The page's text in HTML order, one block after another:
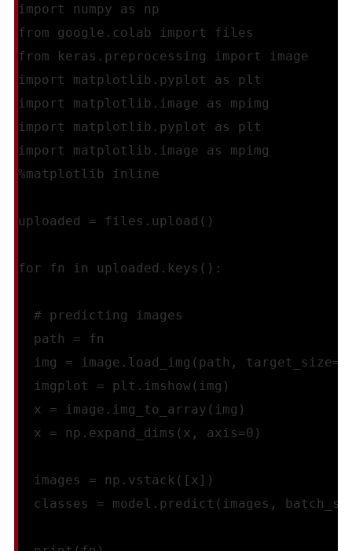
import numpy as np
from google.colab import files
from keras.preprocessing import image
import matplotlib.pyplot as plt
import matplotlib.image as mpimg
import matplotlib.pyplot as plt
import matplotlib.image as mpimg
%matplotlib inline
uploaded = files.upload()
for fn in uploaded.keys():
  # predicting images
  path = fn
img = image.load_img(path,
  imgplot = plt.imshow(img)
  x = image.img_to_array(img)
  x = np.expand_dims(x, axis=0)
  images = np.vstack([x])
classes = model.predict(images,